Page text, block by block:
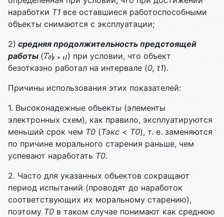
наработки T1 все оставшиеся работоспособными
объекты снимаются с эксплуатации;
2) средняя продолжительность предстоящей
работы (
) при условии, что объект
безотказно работал на интервале (0, t1).
Причины использования этих показателей:
1. Высоконадежные объекты (элементы
электронных схем), как правило, эксплуатируются
меньший срок чем T0 (Tэкс < T0), т. е. заменяются
по причине морального старения раньше, чем
успевают наработать T0.
2. Часто для указанных объектов сокращают
период испытаний (проводят до наработок
соответствующих их моральному старению),
поэтому T0 в таком случае понимают как среднюю